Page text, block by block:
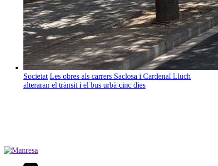
Societat Les obres als carrers Saclosa i Cardenal Lluch
alteraran el trànsit i el bus urbà cinc dies